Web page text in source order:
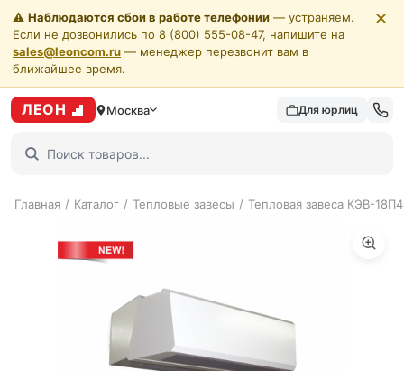
⚠️ Наблюдаются сбои в работе телефонии — устраняем.
Если не дозвонились по 8 (800) 555-08-47, напишите на
sales@leoncom.ru — менеджер перезвонит вам в
ближайшее время.
✕
ЛЕОН Москва Для юрлиц
Главная / Каталог / Тепловые завесы / Тепловая завеса КЭВ-